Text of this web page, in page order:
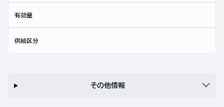
有効量
供給区分
その他情報